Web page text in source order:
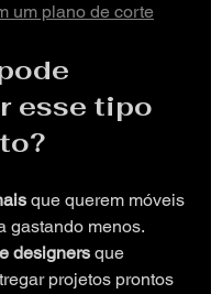
um plano de corte
esse tipo
que querem móveis
gastando menos.
designers que
projetos prontos